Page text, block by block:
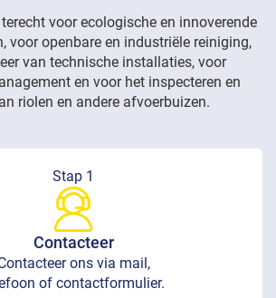
voor ecologische en innoverende
voor openbare en industriële reiniging,
van technische installaties, voor
en voor het inspecteren en
riolen en andere afvoerbuizen.
Stap 1
Contacteer
ons via mail,
of contactformulier.